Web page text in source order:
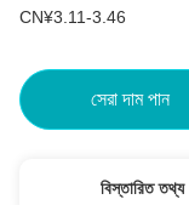
CN¥3.11-3.46
সেরা দাম পান
বিস্তারিত তথ্য